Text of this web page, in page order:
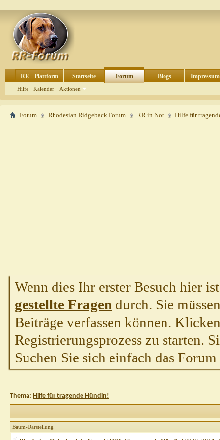
RR - Plattform Startseite Forum
Hilfe Kalender Aktionen
Blogs Impressum
Forum Rhodesian Ridgeback Forum RR in Not Hilfe für
Wenn dies Ihr erster Besuch hier
gestellte Fragen durch. Sie
Beiträge verfassen können.
Registrierungsprozess zu starten.
Suchen Sie sich einfach das
Thema: Hilfe für tragende Hündin!
Baum-Darstellung